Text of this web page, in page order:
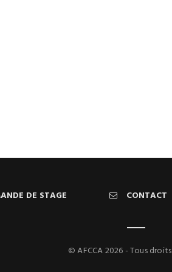
DE STAGE CONTACT
© AFCCA 2026 - Tous